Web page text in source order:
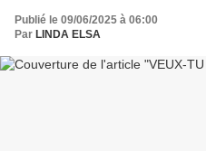
Publié le 09/06/2025 à 06:00
Par LINDA ELSA